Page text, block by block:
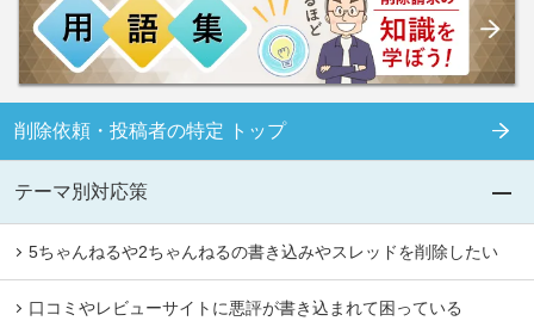
削除依頼・投稿者の特定 トップ
テーマ別対応策
5ちゃんねるや2ちゃんねるの書き込みやスレッドを削除したい
口コミやレビューサイトに悪評が書き込まれて困っている